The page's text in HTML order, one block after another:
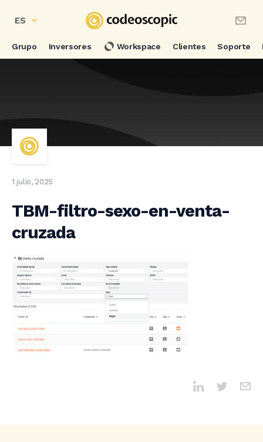
ES
Grupo Inversores Workspace Clientes Soporte
1 julio, 2025
TBM-filtro-sexo-en-venta-
cruzada